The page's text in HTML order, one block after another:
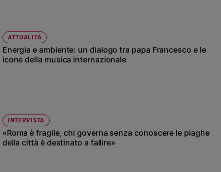
Volontariato
Diritti
settimana
Migranti
Diversità
ATTUALITÀ
Energia e ambiente: un dialogo tra papa Francesco e le
icone della musica internazionale
INTERVISTA
«Roma è fragile, chi governa senza conoscere le piaghe
della città è destinato a fallire»